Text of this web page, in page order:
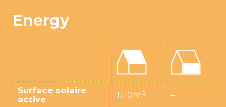
Energy
Surface solaire
active
1.110m² –